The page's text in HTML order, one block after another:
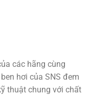
các hãng cùng
hơi của SNS đem
thuật chung với chất